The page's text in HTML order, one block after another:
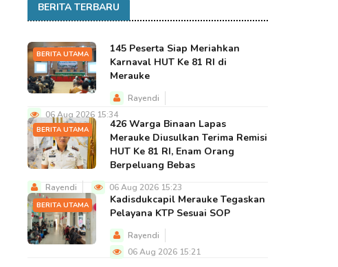
BERITA TERBARU
BERITA UTAMA
145 Peserta Siap Meriahkan
Karnaval HUT Ke 81 RI di
Merauke
Rayendi
06 Aug 2026 15:34
BERITA UTAMA
426 Warga Binaan Lapas
Merauke Diusulkan Terima Remisi
HUT Ke 81 RI, Enam Orang
Berpeluang Bebas
Rayendi 06 Aug 2026 15:23
BERITA UTAMA
Kadisdukcapil Merauke Tegaskan
Pelayana KTP Sesuai SOP
Rayendi
06 Aug 2026 15:21